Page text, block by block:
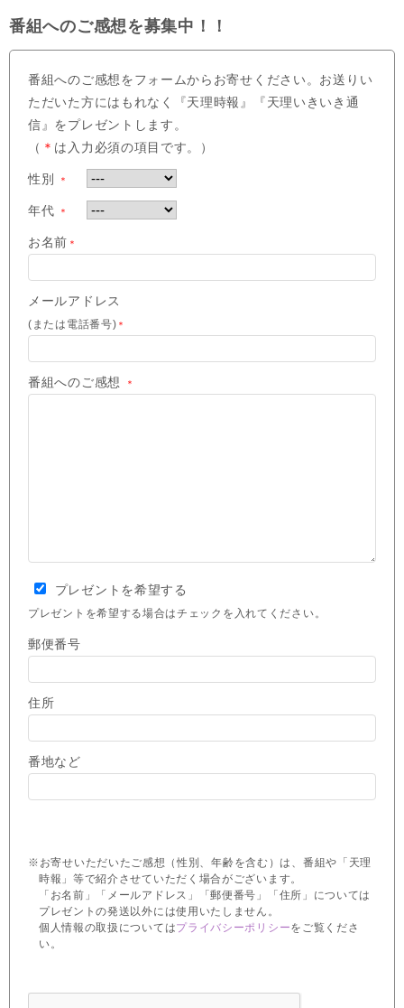
番組へのご感想を募集中！！
番組へのご感想をフォームからお寄せください。お送りい
ただいた方にはもれなく『天理時報』『天理いきいき通
信』をプレゼントします。
（ ＊ は入力必須の項目です。）
性別 ＊
年代 ＊
お名前 ＊
メールアドレス
(または電話番号) ＊
番組へのご感想 ＊
プレゼントを希望する
プレゼントを希望する場合はチェックを入れてください。
郵便番号
住所
番地など
※お寄せいただいたご感想（性別、年齢を含む）は、番組や「天理
時報」等で紹介させていただく場合がございます。
「お名前」「メールアドレス」「郵便番号」「住所」については
プレゼントの発送以外には使用いたしません。
個人情報の取扱についてはプライバシーポリシーをご覧くださ
い。